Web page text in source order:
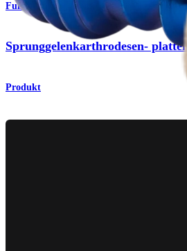
Fuß & Sprunggelenk
Sprunggelenkarthrodesen- platten
Produkt